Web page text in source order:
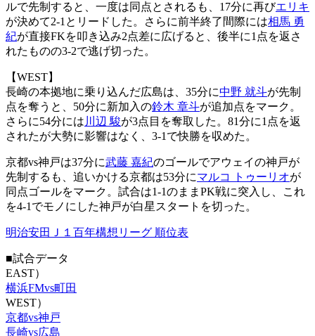
ルで先制すると、一度は同点とされるも、17分に再びエリキ
が決めて2-1とリードした。さらに前半終了間際には相馬 勇
紀が直接FKを叩き込み2点差に広げると、後半に1点を返さ
れたものの3-2で逃げ切った。
【WEST】
長崎の本拠地に乗り込んだ広島は、35分に中野 就斗が先制
点を奪うと、50分に新加入の鈴木 章斗が追加点をマーク。
さらに54分には 川辺 駿が3点目を奪取した。81分に1点を返
されたが大勢に影響はなく、3-1で快勝を収めた。
京都vs神戸は37分に武藤 嘉紀のゴールでアウェイの神戸が
先制するも、追いかける京都は53分にマルコ トゥーリオが
同点ゴールをマーク。試合は1-1のままPK戦に突入し、これ
を4-1でモノにした神戸が白星スタートを切った。
明治安田Ｊ１百年構想リーグ 順位表
■試合データ
EAST）
横浜FMvs町田
WEST）
京都vs神戸
長崎vs広島